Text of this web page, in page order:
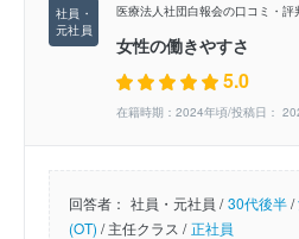
医療法人社団白報会の口コミ・評
女性の働きやすさ
5.0
在籍時期：2024年頃/投稿日：
回答者： 社員・元社員 / 30代後半/
(OT) /主任クラス / 正社員